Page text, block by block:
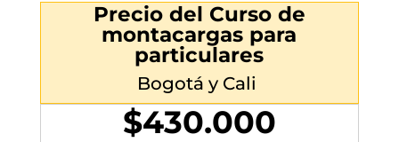
Precio del Curso de
montacargas para
particulares
Bogotá y Cali
$430.000